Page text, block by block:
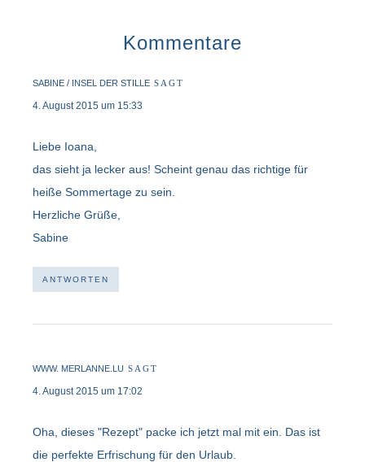
Kommentare
SABINE / INSEL DER STILLE SAGT
4. August 2015 um 15:33
Liebe Ioana,
das sieht ja lecker aus! Scheint genau das richtige für
heiße Sommertage zu sein.
Herzliche Grüße,
Sabine
ANTWORTEN
WWW. MERLANNE.LU SAGT
4. August 2015 um 17:02
Oha, dieses "Rezept" packe ich jetzt mal mit ein. Das ist
die perfekte Erfrischung für den Urlaub.